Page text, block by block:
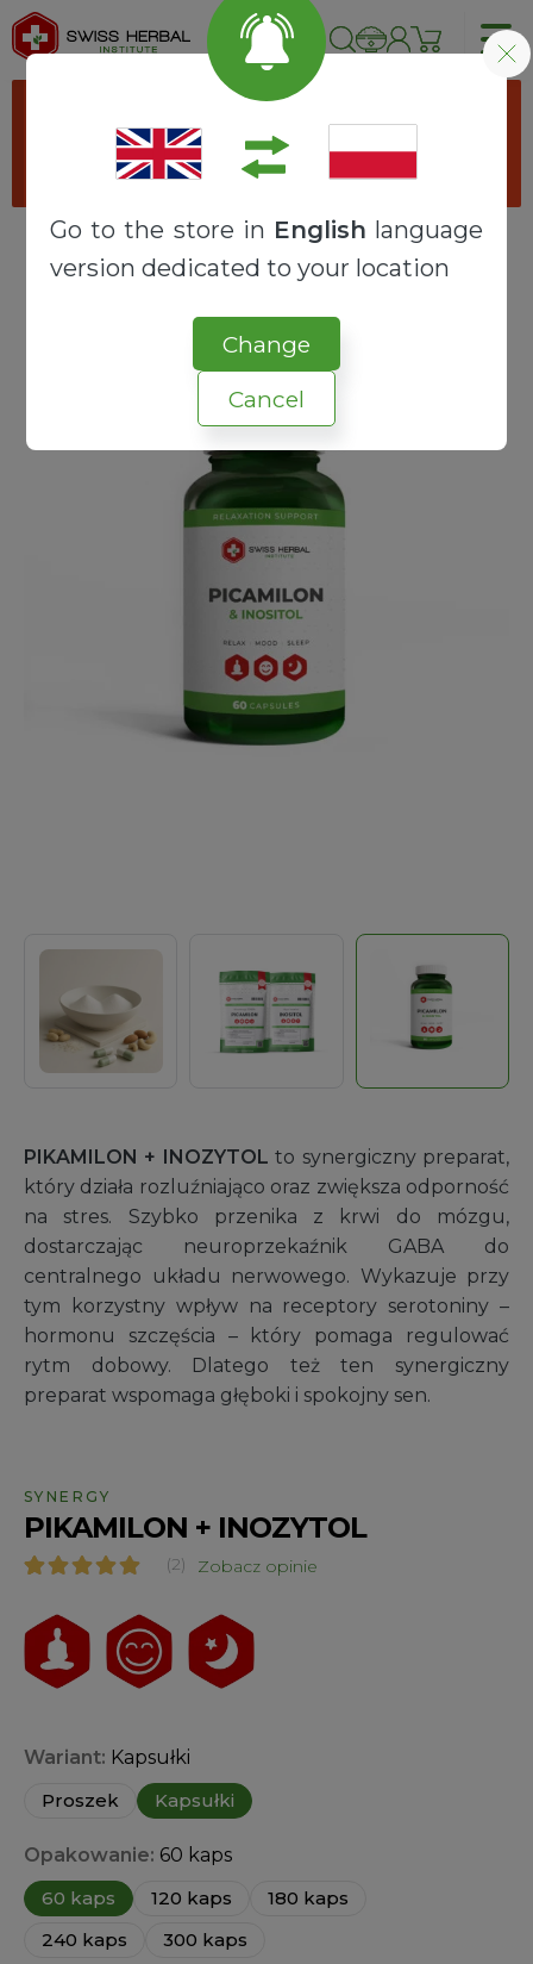
Go to the store in English language
version dedicated to your location
Change
Cancel
przechodząc do produktu "
ręczna".
RECEPTURY SYNERGY PIKAMILON + INOZYTOL
PIKAMILON + INOZYTOL to synergiczny preparat,
który działa rozluźniająco oraz zwiększa odporność
na stres. Szybko przenika z krwi do mózgu,
dostarczając neuroprzekaźnik GABA do
centralnego układu nerwowego. Wykazuje przy
tym korzystny wpływ na receptory serotoniny –
hormonu szczęścia – który pomaga regulować
rytm dobowy. Dlatego też ten synergiczny
preparat wspomaga głęboki i spokojny sen.
SYNERGY
PIKAMILON + INOZYTOL
na 5 na
podstawie
ocen
klientów
(2) Zobacz opinie
Wariant: Kapsułki
Proszek
Kapsułki
Opakowanie: 60 kaps
60 kaps
120 kaps
180 kaps
240 kaps
300 kaps